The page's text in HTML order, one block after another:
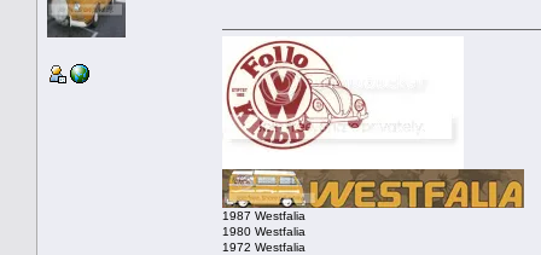
1987 Westfalia
1980 Westfalia
1972 Westfalia